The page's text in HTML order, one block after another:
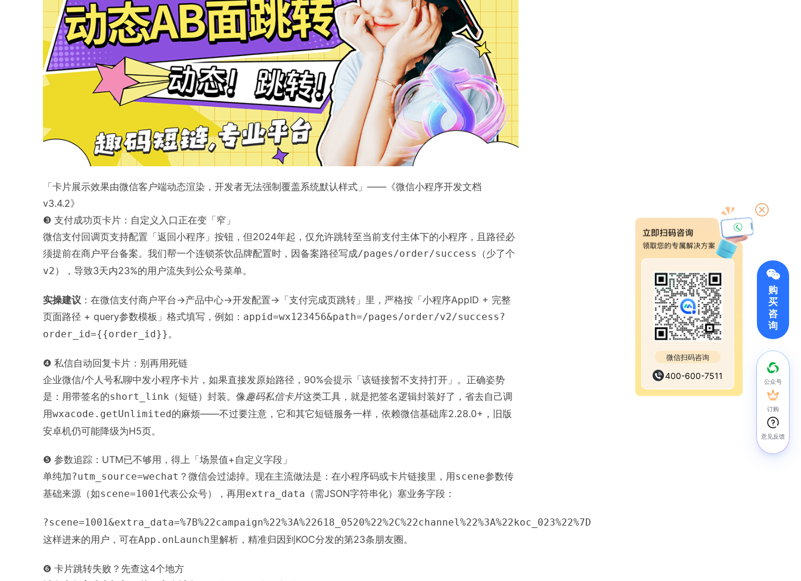
「卡片展示效果由微信客户端动态渲染，开发者无法强制覆盖系统默认样式」——《微信小程序开发文档
v3.4.2》
❸ 支付成功页卡片：自定义入口正在变「窄」
微信支付回调页支持配置「返回小程序」按钮，但2024年起，仅允许跳转至当前支付主体下的小程序，且路径必
须提前在商户平台备案。我们帮一个连锁茶饮品牌配置时，因备案路径写成/pages/order/success （少了个
v2），导致3天内23%的用户流失到公众号菜单。
实操建议 ：在微信支付商户平台→产品中心→开发配置→「支付完成页跳转」里，严格按「小程序AppID + 完整
页面路径 + query参数模板」格式填写，例如： appid=wx123456&path=/pages/order/v2/success?
order_id={{order_id}}。
❹ 私信自动回复卡片：别再用死链
企业微信/个人号私聊中发小程序卡片，如果直接发原始路径，90%会提示「该链接暂不支持打开」。正确姿势
是：用带签名的short_link （短链）封装。像趣码私信卡片这类工具，就是把签名逻辑封装好了，省去自己调
用wxacode.getUnlimited 的麻烦——不过要注意，它和其它短链服务一样，依赖微信基础库2.28.0+，旧版
安卓机仍可能降级为H5页。
❺ 参数追踪：UTM已不够用，得上「场景值+自定义字段」
单纯加?utm_source=wechat ？微信会过滤掉。现在主流做法是：在小程序码或卡片链接里，用scene参数传
基础来源（如scene=1001代表公众号），再用extra_data （需JSON字符串化）塞业务字段：
?scene=1001&extra_data=%7B%22campaign%22%3A%22618_0520%22%2C%22channel%22%3A%22koc_023%22%7D
这样进来的用户，可在App.onLaunch里解析，精准归因到KOC分发的第23条朋友圈。
❻ 卡片跳转失败？先查这4个地方
购
买
咨
询
微信扫码咨询
400-600-7511
公众号
订购
意见反馈